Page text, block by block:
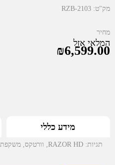
מק"ט: RZB-2103
מחיר
₪6,599.00
המלאי אזל
מידע כללי
תגיות: RAZOR HD וורטקס משקפת